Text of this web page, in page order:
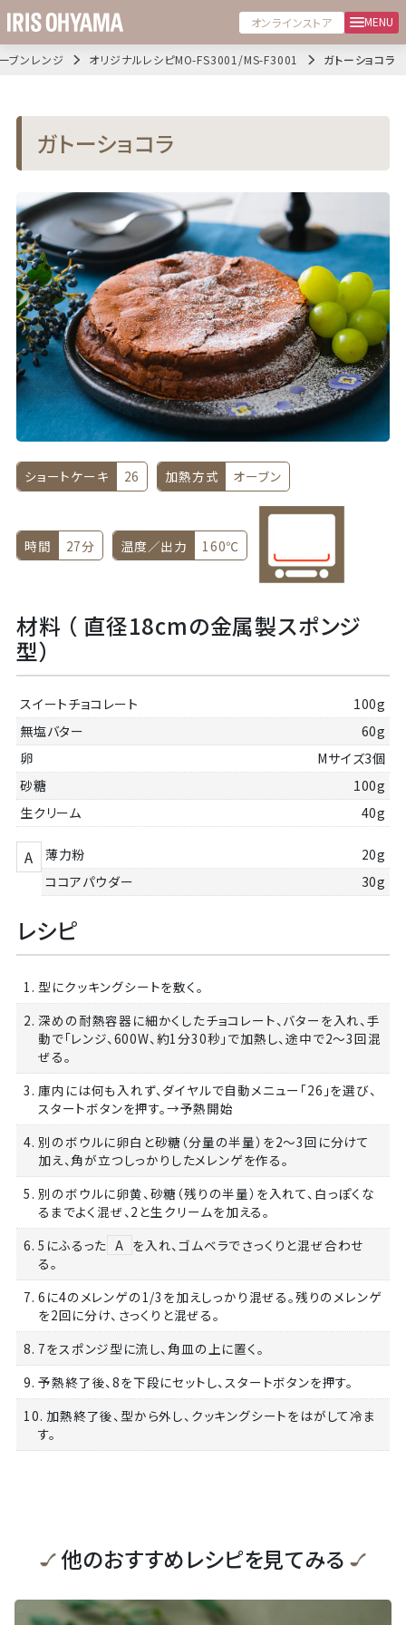
オンラインストア MENU
ブンレンジ オリジナルレシピMO-FS3001/MS-F3001 ガトーショコラ
ガトーショコラ
ショートケーキ 26 加熱方式 オーブン
時間 27分 温度／出力 160℃
材料 （ 直径18cmの金属製スポンジ
型）
スイートチョコレート
100g
無塩バター
60g
卵
Mサイズ3個
砂糖
100g
生クリーム
40g
A 薄力粉
20g
ココアパウダー
30g
レシピ
1. 型にクッキングシートを敷く。
2. 深めの耐熱容器に細かくしたチョコレート、バターを入れ、手
動で「レンジ、600W、約1分30秒」で加熱し、途中で2～3回混
ぜる。
3. 庫内には何も入れず、ダイヤルで自動メニュー「26」を選び、
スタートボタンを押す。→予熱開始
4. 別のボウルに卵白と砂糖（分量の半量）を2～3回に分けて
加え、角が立つしっかりしたメレンゲを作る。
5. 別のボウルに卵黄、砂糖（残りの半量）を入れて、白っぽくな
るまでよく混ぜ、2と生クリームを加える。
6. 5にふるった A を入れ、ゴムベラでさっくりと混ぜ合わせ
る。
7. 6に4のメレンゲの1/3を加えしっかり混ぜる。残りのメレンゲ
を2回に分け、さっくりと混ぜる。
8. 7をスポンジ型に流し、角皿の上に置く。
9. 予熱終了後、8を下段にセットし、スタートボタンを押す。
10. 加熱終了後、型から外し、クッキングシートをはがして冷ま
す。
他のおすすめレシピを見てみる